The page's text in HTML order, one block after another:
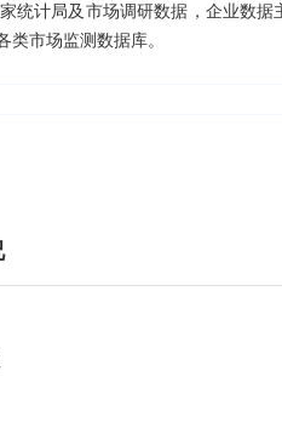
统计局及市场调研数据，企业数据
市场监测数据库。